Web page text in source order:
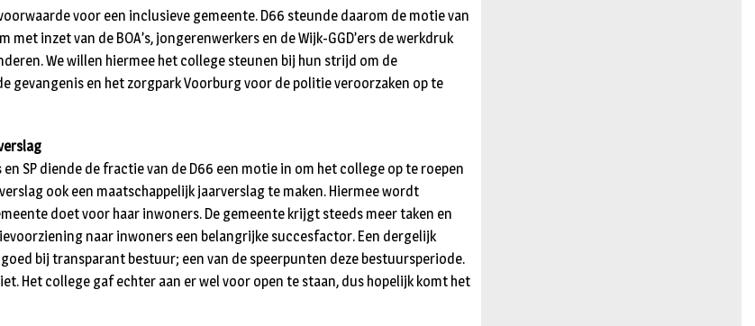
voor een inclusieve gemeente. D66 steunde daarom de motie van
met inzet van de BOA’s, jongerenwerkers en de Wijk-GGD’ers de werkdruk
We willen hiermee het college steunen bij hun strijd om de
gevangenis en het zorgpark Voorburg voor de politie veroorzaken op te
en SP diende de fractie van de D66 een motie in om het college op te roepen
ook een maatschappelijk jaarverslag te maken. Hiermee wordt
doet voor haar inwoners. De gemeente krijgt steeds meer taken en
naar inwoners een belangrijke succesfactor. Een dergelijk
bij transparant bestuur; een van de speerpunten deze bestuursperiode.
Het college gaf echter aan er wel voor open te staan, dus hopelijk komt het